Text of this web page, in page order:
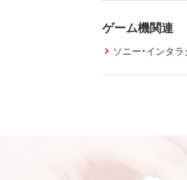
ゲーム機関連
ソニー・インタ